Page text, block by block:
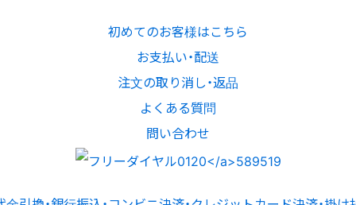
初めてのお客様はこちら
お支払い・配送
注文の取り消し・返品
よくある質問
問い合わせ